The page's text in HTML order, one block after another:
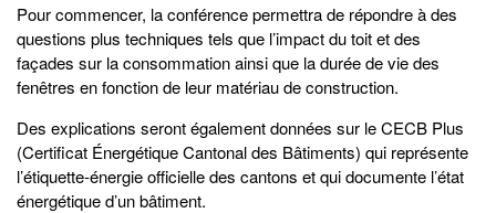
Pour commencer, la conférence permettra de répondre à des
questions plus techniques tels que l’impact du toit et des
façades sur la consommation ainsi que la durée de vie des
fenêtres en fonction de leur matériau de construction.
Des explications seront également données sur le CECB Plus
(Certificat Énergétique Cantonal des Bâtiments) qui représente
l’étiquette-énergie officielle des cantons et qui documente l’état
énergétique d’un bâtiment.